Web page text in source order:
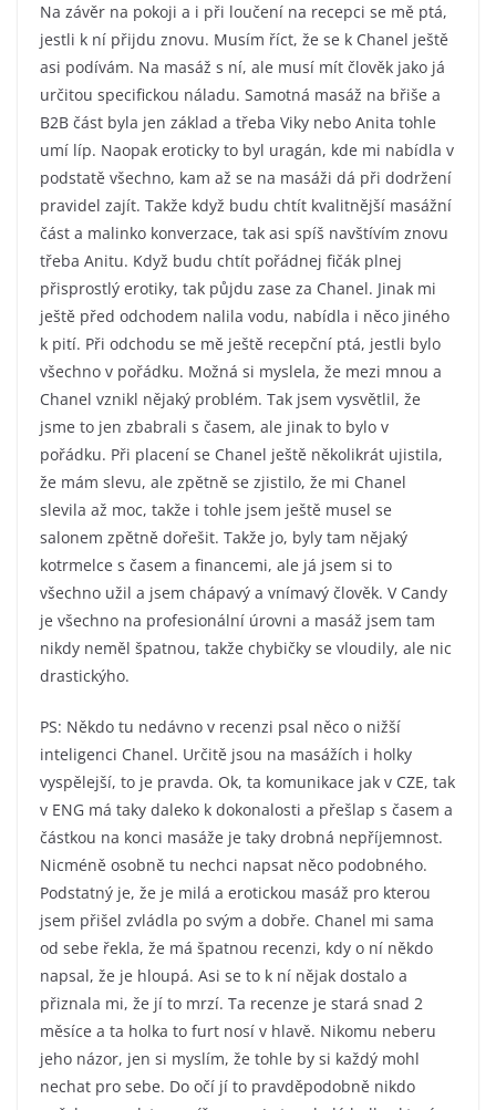
Na závěr na pokoji a i při loučení na recepci se mě ptá,
jestli k ní přijdu znovu. Musím říct, že se k Chanel ještě
asi podívám. Na masáž s ní, ale musí mít člověk jako já
určitou specifickou náladu. Samotná masáž na břiše a
B2B část byla jen základ a třeba Viky nebo Anita tohle
umí líp. Naopak eroticky to byl uragán, kde mi nabídla v
podstatě všechno, kam až se na masáži dá při dodržení
pravidel zajít. Takže když budu chtít kvalitnější masážní
část a malinko konverzace, tak asi spíš navštívím znovu
třeba Anitu. Když budu chtít pořádnej fičák plnej
přisprostlý erotiky, tak půjdu zase za Chanel. Jinak mi
ještě před odchodem nalila vodu, nabídla i něco jiného
k pití. Při odchodu se mě ještě recepční ptá, jestli bylo
všechno v pořádku. Možná si myslela, že mezi mnou a
Chanel vznikl nějaký problém. Tak jsem vysvětlil, že
jsme to jen zbabrali s časem, ale jinak to bylo v
pořádku. Při placení se Chanel ještě několikrát ujistila,
že mám slevu, ale zpětně se zjistilo, že mi Chanel
slevila až moc, takže i tohle jsem ještě musel se
salonem zpětně dořešit. Takže jo, byly tam nějaký
kotrmelce s časem a financemi, ale já jsem si to
všechno užil a jsem chápavý a vnímavý člověk. V Candy
je všechno na profesionální úrovni a masáž jsem tam
nikdy neměl špatnou, takže chybičky se vloudily, ale nic
drastickýho.
PS: Někdo tu nedávno v recenzi psal něco o nižší
inteligenci Chanel. Určitě jsou na masážích i holky
vyspělejší, to je pravda. Ok, ta komunikace jak v CZE, tak
v ENG má taky daleko k dokonalosti a přešlap s časem a
částkou na konci masáže je taky drobná nepříjemnost.
Nicméně osobně tu nechci napsat něco podobného.
Podstatný je, že je milá a erotickou masáž pro kterou
jsem přišel zvládla po svým a dobře. Chanel mi sama
od sebe řekla, že má špatnou recenzi, kdy o ní někdo
napsal, že je hloupá. Asi se to k ní nějak dostalo a
přiznala mi, že jí to mrzí. Ta recenze je stará snad 2
měsíce a ta holka to furt nosí v hlavě. Nikomu neberu
jeho názor, jen si myslím, že tohle by si každý mohl
nechat pro sebe. Do očí jí to pravděpodobně nikdo